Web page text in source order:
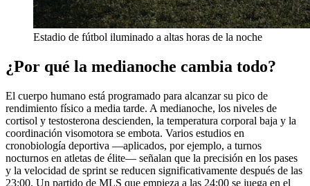
Estadio de fútbol iluminado a altas horas de la noche
¿Por qué la medianoche cambia todo?
El cuerpo humano está programado para alcanzar su pico de
rendimiento físico a media tarde. A medianoche, los niveles de
cortisol y testosterona descienden, la temperatura corporal baja y la
coordinación visomotora se embota. Varios estudios en
cronobiología deportiva —aplicados, por ejemplo, a turnos
nocturnos en atletas de élite— señalan que la precisión en los pases
y la velocidad de sprint se reducen significativamente después de las
23:00. Un partido de MLS que empieza a las 24:00 se juega en el